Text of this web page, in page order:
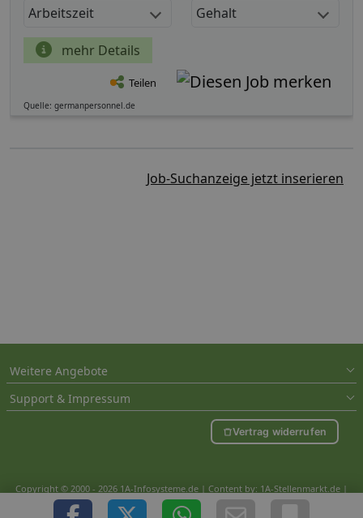
Arbeitszeit Gehalt
mehr Details
Teilen
Quelle: germanpersonnel.de
Job-Suchanzeige jetzt inserieren
Weitere Angebote
Support & Impressum
Vertrag widerrufen
Copyright © 2000 - 2026 1A-Infosysteme.de | Content by: 1A-Stellenmarkt.de |
08.08.2026| CFo: nur_Artikel|SEO_anpassung ( 5.197)